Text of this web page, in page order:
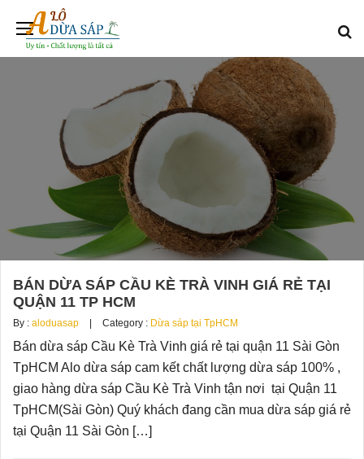
BÁN DỪA SÁP CẦU KÈ TRÀ VINH GIÁ RẺ TẠI
QUẬN 11 TP HCM
By : aloduasap Category : Dừa sáp tại TpHCM
Bán dừa sáp Cầu Kè Trà Vinh giá rẻ tại quận 11 Sài Gòn
TpHCM Alo dừa sáp cam kết chất lượng dừa sáp 100% ,
giao hàng dừa sáp Cầu Kè Trà Vinh tận nơi tại Quận 11
TpHCM(Sài Gòn) Quý khách đang cần mua dừa sáp giá rẻ
tại Quận 11 Sài Gòn […]